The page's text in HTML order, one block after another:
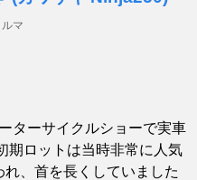
マ
ターサイクルショーで実車
期ロットは当時非常に人気
、首を長くしていました